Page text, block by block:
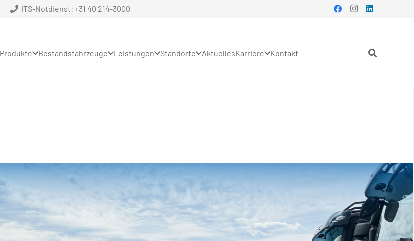
ITS-Notdienst: +31 40 214-3000
Produkte Bestandsfahrzeuge Leistungen Standorte AktuellesKarriere Kontakt